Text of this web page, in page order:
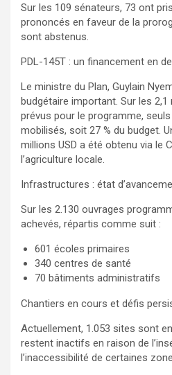
Sur les 109 sénateurs, 73 ont
prononcés en faveur de la
sont abstenus.
PDL-145T : un financement en
Le ministre du Plan, Guylain
budgétaire important. Sur les 2,1
prévus pour le programme,
mobilisés, soit 27 % du budget.
millions USD a été obtenu via le
l’agriculture locale.
Infrastructures : état
Sur les 2.130 ouvrages
achevés, répartis comme suit :
601 écoles primaires
340 centres de santé
70 bâtiments administratifs
Chantiers en cours et défis
Actuellement, 1.053 sites sont
restent inactifs en raison de
l’inaccessibilité de certaines